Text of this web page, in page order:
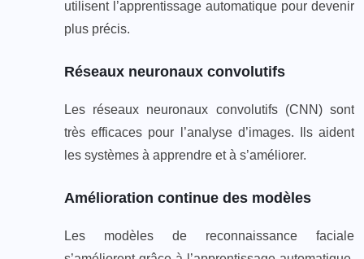
utilisent l’apprentissage automatique pour devenir
plus précis.
Réseaux neuronaux convolutifs
Les réseaux neuronaux convolutifs (CNN) sont
très efficaces pour l’analyse d’images. Ils aident
les systèmes à apprendre et à s’améliorer.
Amélioration continue des modèles
Les modèles de reconnaissance faciale